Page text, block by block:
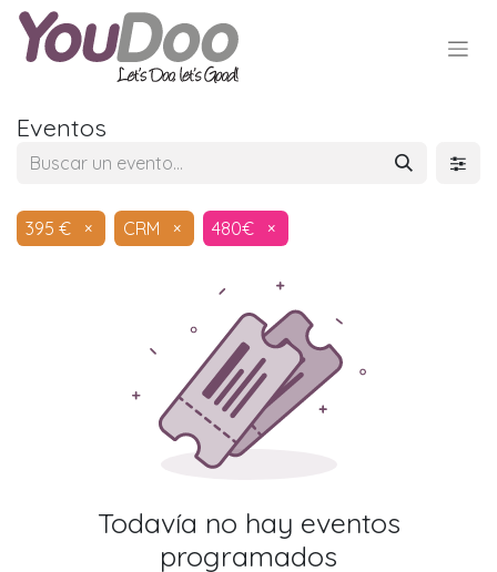
Eventos
395 € × CRM × 480€ ×
Todavía no hay eventos
programados